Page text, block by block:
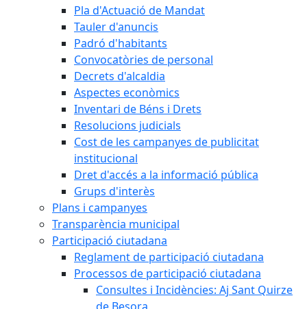
Pla d'Actuació de Mandat
Tauler d'anuncis
Padró d'habitants
Convocatòries de personal
Decrets d'alcaldia
Aspectes econòmics
Inventari de Béns i Drets
Resolucions judicials
Cost de les campanyes de publicitat
institucional
Dret d'accés a la informació pública
Grups d'interès
Plans i campanyes
Transparència municipal
Participació ciutadana
Reglament de participació ciutadana
Processos de participació ciutadana
Consultes i Incidències: Aj Sant Quirze